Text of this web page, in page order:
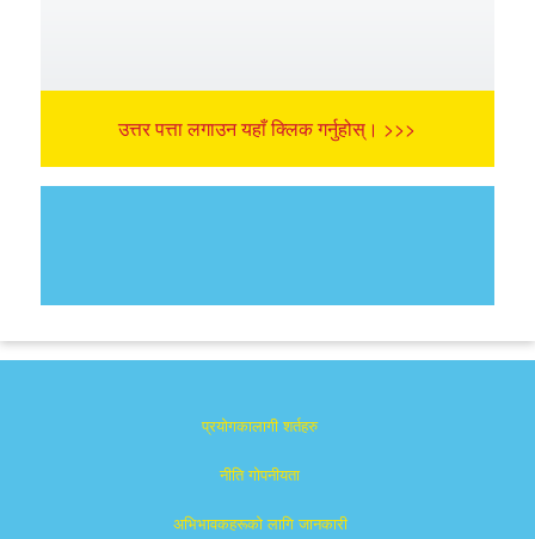
उत्तर पत्ता लगाउन यहाँ क्लिक गर्नुहोस्। >>>
प्रयोगकालागी शर्तहरु
नीति गोपनीयता
अभिभावकहरूको लागि जानकारी